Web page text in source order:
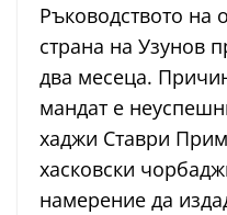
Ръководството на
страна на Узунов
два месеца.
мандат е
хаджи Ставри
хасковски
намерение да